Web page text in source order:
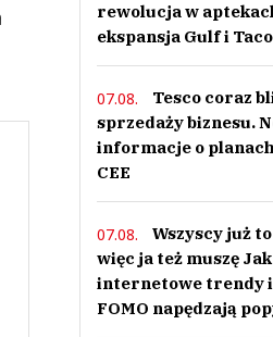
rewolucja w
ekspansja Gulf i
07.08.
Tesco coraz
sprzedaży biznesu.
informacje o
CEE
07.08.
Wszyscy już
więc ja też muszę Jak
internetowe trendy
FOMO napędzają